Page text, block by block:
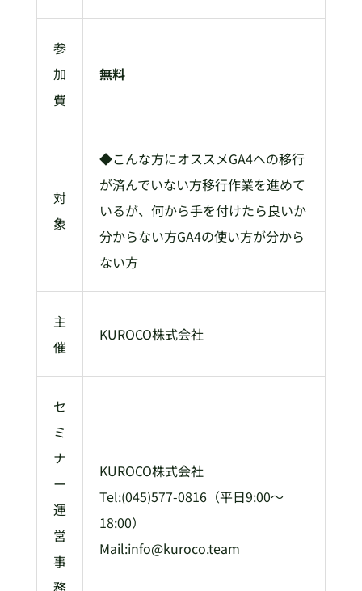
参
加
費
無料
対
象
◆こんな方にオススメGA4への移行
が済んでいない方移行作業を進めて
いるが、何から手を付けたら良いか
分からない方GA4の使い方が分から
ない方
主
催
KUROCO株式会社
セ
ミ
ナ
ー
運
営
事
務
KUROCO株式会社
Tel:(045)577-0816（平日9:00～
18:00）
Mail:info@kuroco.team